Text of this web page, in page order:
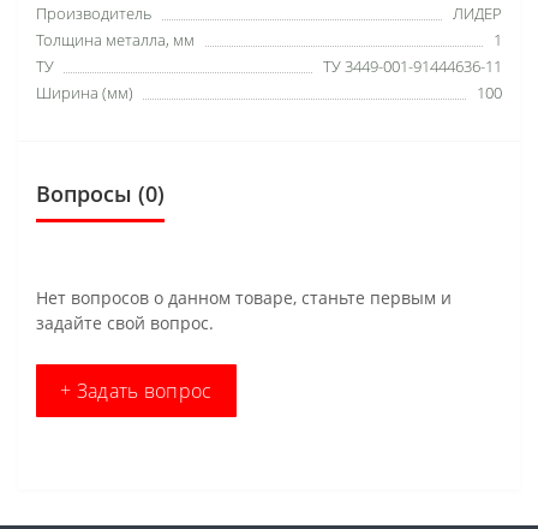
Производитель
ЛИДЕР
Толщина металла, мм
1
ТУ
ТУ 3449-001-91444636-11
Ширина (мм)
100
Вопросы (0)
Нет вопросов о данном товаре, станьте первым и
задайте свой вопрос.
+ Задать вопрос